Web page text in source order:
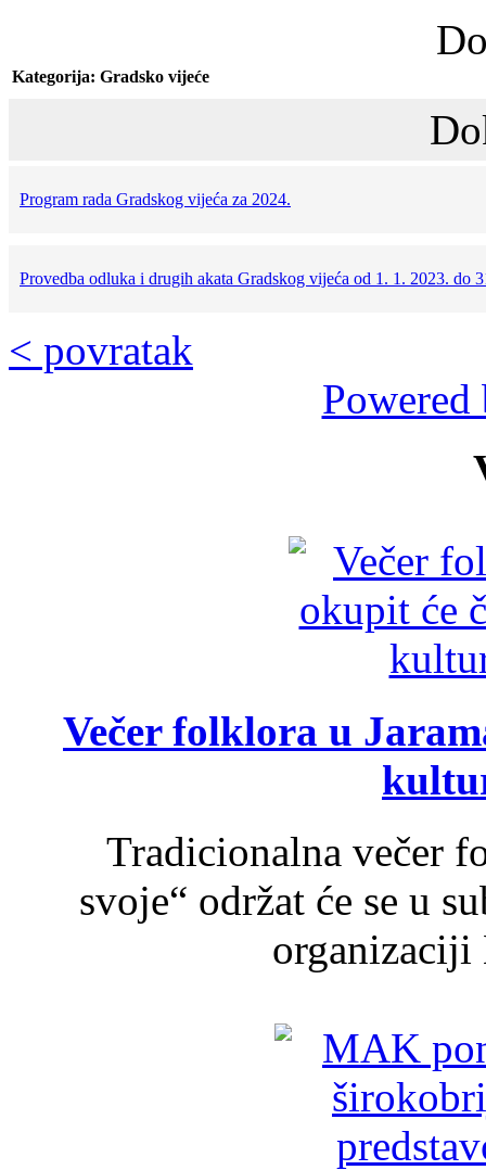
Kategorija: Gradsko vijeće
Program rada Gradskog vijeća za 2024.
Provedba odluka i drugih akata Gradskog vijeća od 1. 1. 2023. do
< povratak
Večer folklora u
Tradicionalna večer
svoje“ održat će se u
organizaciji